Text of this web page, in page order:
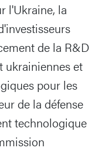
l'Ukraine, la
de la R&D
ukrainiennes et
pour les
de la défense
technologique